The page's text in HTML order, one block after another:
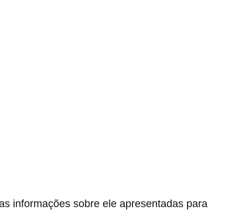
informações sobre ele apresentadas para